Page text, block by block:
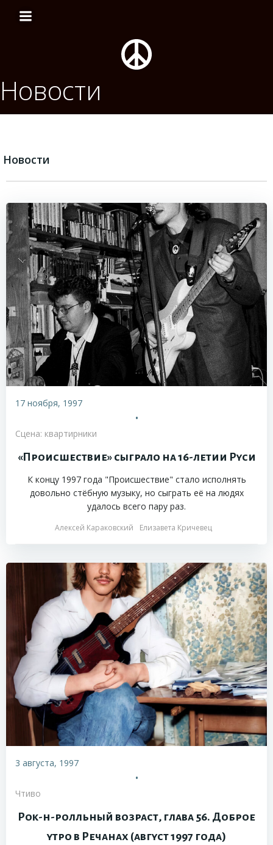
содержимому
Новости
Новости
17 ноября, 1997
•
Сцена: квартирники
«Происшествие» сыграло на 16-летии Руси
К концу 1997 года "Происшествие" стало исполнять
довольно стёбную музыку, но сыграть её на людях
удалось всего пару раз.
Алексей Караковский Елизавета Кричевец
3 августа, 1997
•
Чтиво
Рок-н-ролльный возраст, глава 56. Доброе
утро в Речанах (август 1997 года)